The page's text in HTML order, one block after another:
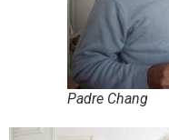
Padre Chang